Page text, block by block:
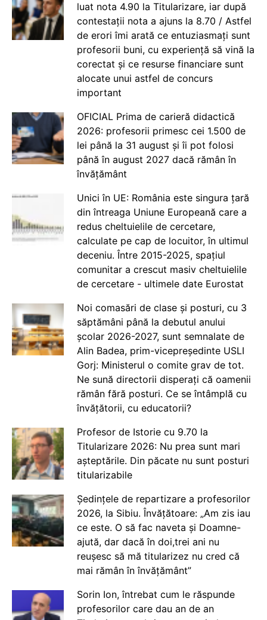
luat nota 4.90 la Titularizare, iar după
contestații nota a ajuns la 8.70 / Astfel
de erori îmi arată ce entuziasmați sunt
profesorii buni, cu experiență să vină la
corectat și ce resurse financiare sunt
alocate unui astfel de concurs
important
OFICIAL Prima de carieră didactică
2026: profesorii primesc cei 1.500 de
lei până la 31 august și îi pot folosi
până în august 2027 dacă rămân în
învățământ
Unici în UE: România este singura țară
din întreaga Uniune Europeană care a
redus cheltuielile de cercetare,
calculate pe cap de locuitor, în ultimul
deceniu. Între 2015-2025, spațiul
comunitar a crescut masiv cheltuielile
de cercetare - ultimele date Eurostat
Noi comasări de clase și posturi, cu 3
săptămâni până la debutul anului
școlar 2026-2027, sunt semnalate de
Alin Badea, prim-vicepreședinte USLI
Gorj: Ministerul o comite grav de tot.
Ne sună directorii disperați că oamenii
rămân fără posturi. Ce se întâmplă cu
învățătorii, cu educatorii?
Profesor de Istorie cu 9.70 la
Titularizare 2026: Nu prea sunt mari
așteptările. Din păcate nu sunt posturi
titularizabile
Ședințele de repartizare a profesorilor
2026, la Sibiu. Învățătoare: „Am zis iau
ce este. O să fac naveta și Doamne-
ajută, dar dacă în doi,trei ani nu
reușesc să mă titularizez nu cred că
mai rămân în învățământ”
Sorin Ion, întrebat cum le răspunde
profesorilor care dau an de an